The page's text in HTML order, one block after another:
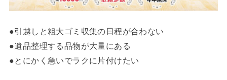
●引越しと粗大ゴミ収集の日程が合わない
●遺品整理する品物が大量にある
●とにかく急いでラクに片付けたい